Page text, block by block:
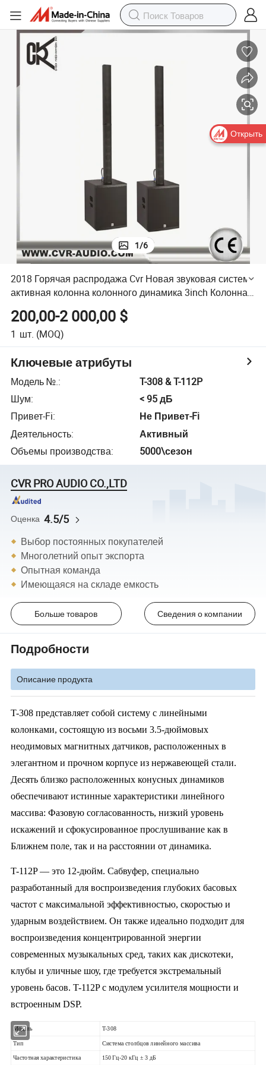
1/6
2018 Горячая распродажа Cvr Новая звуковая система
активная колонна колонного динамика 3inch Колонная
200,00-2 000,00 $
1 шт. (MOQ)
Ключевые атрибуты
Модель №.:
T-308 & T-112P
Шум:
< 95 дБ
Привет-Fi:
Не Привет-Fi
Деятельность:
Активный
Объемы производства: 5000\сезон
CVR PRO AUDIO CO.,LTD
Оценка 4.5/5
Выбор постоянных покупателей
Многолетний опыт экспорта
Опытная команда
Имеющаяся на складе емкость
Больше товаров Сведения о компании
Подробности
Описание продукта
T-308 представляет собой систему с линейными
колонками, состоящую из восьми 3.5-дюймовых
неодимовых магнитных датчиков, расположенных в
элегантном и прочном корпусе из нержавеющей стали.
Десять близко расположенных конусных динамиков
обеспечивают истинные характеристики линейного
массива: Фазовую согласованность, низкий уровень
искажений и сфокусированное прослушивание как в
Ближнем поле, так и на расстоянии от динамика.
T-112P — это 12-дюйм. Сабвуфер, специально
разработанный для воспроизведения глубоких басовых
частот с максимальной эффективностью, скоростью и
ударным воздействием. Он также идеально подходит для
воспроизведения концентрированной энергии
современных музыкальных сред, таких как дискотеки,
клубы и уличные шоу, где требуется экстремальный
уровень басов. T-112P с модулем усилителя мощности и
встроенным DSP.
Модель T-308
Тип Система столбцов линейного массива
Частотная характеристика 150 Гц-20 кГц ± 3 дБ
Открыть